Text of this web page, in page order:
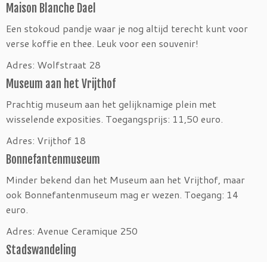
Maison Blanche Dael
Een stokoud pandje waar je nog altijd terecht kunt voor
verse koffie en thee. Leuk voor een souvenir!
Adres: Wolfstraat 28
Museum aan het Vrijthof
Prachtig museum aan het gelijknamige plein met
wisselende exposities. Toegangsprijs: 11,50 euro.
Adres: Vrijthof 18
Bonnefantenmuseum
Minder bekend dan het Museum aan het Vrijthof, maar
ook Bonnefantenmuseum mag er wezen. Toegang: 14
euro.
Adres: Avenue Ceramique 250
Stadswandeling